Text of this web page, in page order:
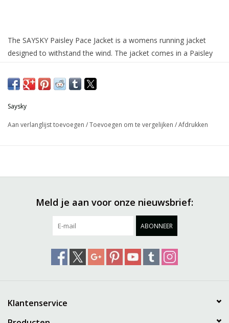
The SAYSKY Paisley Pace Jacket is a womens running jacket
designed to withstand the wind. The jacket comes in a Paisley
fabric is lightweight to provide a comfortable fit and ensure high
breathability for the body.
Please note that the paisley print is unique for each style - and it
Saysky
Aan verlanglijst toevoegen /Toevoegen om te vergelijken /Afdrukken
Meld je aan voor onze nieuwsbrief:
ABONNEER
Klantenservice